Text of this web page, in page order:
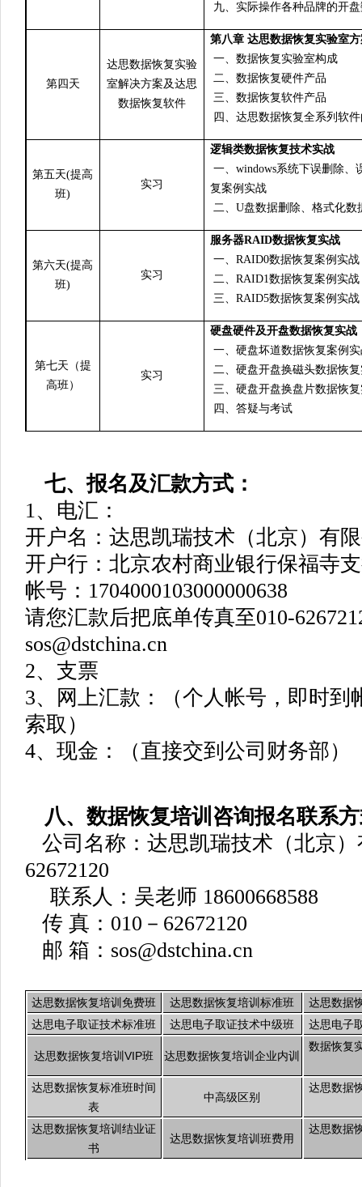
九、实际操作各种品牌的开
第四天
达思数据恢复实验
室解决方案及达思
数据恢复软件
第八章 达思数据恢复实验室
一、数据恢复实验室构成
二、数据恢复硬件产品
三、数据恢复软件产品
四、达思数据恢复全系列软
第五天(提高
班)
实习
逻辑类数据恢复技术实战
一、windows系统下误删除、
复案例实战
二、U盘数据删除、格式化数
第六天(提高
班)
实习
服务器RAID数据恢复实战
一、RAID0数据恢复案例实战
二、RAID1数据恢复案例实战
三、RAID5数据恢复案例实战
第七天（提
高班）
实习
硬盘硬件及开盘数据恢复实战
一、硬盘坏道数据恢复案例
二、硬盘开盘换磁头数据恢
三、硬盘开盘换盘片数据恢
四、答疑与考试
七、报名及汇款方式：
1、电汇：
开户名：达思凯瑞技术（北京）有
开户行：北京农村商业银行保福寺
帐号：1704000103000000638
请您汇款后把底单传真至010-
sos@dstchina.cn
2、支票
3、网上汇款：（个人帐号，即时到
索取）
4、现金：（直接交到公司财务部）
八、数据恢复培训咨询报名联系
公司名称：达思凯瑞技术（北京）
62672120
联系人：吴老师 18600668588
传 真：010－62672120
邮 箱：sos@dstchina.cn
达思数据恢复培训免费班 达思数据恢复培训标准班
达思数据
达思电子取证技术标准班
达思电子取证技术中级班 达思电子
达思数据恢复培训VIP班 达思数据恢复培训企业内训
数据恢复
达思数据恢复标准班时间
表
中高级区别
达思数据
达思数据恢复培训结业证
书
达思数据恢复培训班费用
达思数据